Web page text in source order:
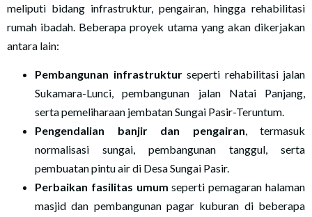
meliputi bidang infrastruktur, pengairan, hingga rehabilitasi
rumah ibadah. Beberapa proyek utama yang akan dikerjakan
antara lain:
Pembangunan infrastrukturseperti rehabilitasi jalan
Sukamara-Lunci, pembangunan jalan Natai Panjang,
serta pemeliharaan jembatan Sungai Pasir-Teruntum.
Pengendalian banjir dan pengairan, termasuk
normalisasi sungai, pembangunan tanggul, serta
pembuatan pintu air di Desa Sungai Pasir.
Perbaikan fasilitas umum seperti pemagaran halaman
masjid dan pembangunan pagar kuburan di beberapa